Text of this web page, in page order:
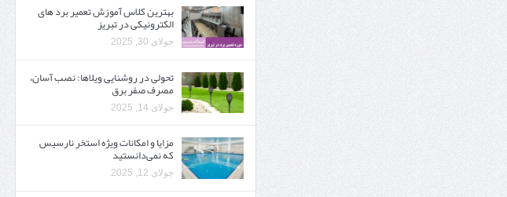
بهترین کلاس آموزش تعمیر برد های
الکترونیکی در تبریز
جولای 30, 2025
تحولی در روشنایی ویلاها: نصب آسان،
مصرف صفر برق
جولای 14, 2025
مزایا و امکانات ویژه استخر نارسیس
که نمی‌دانستید
جولای 12, 2025